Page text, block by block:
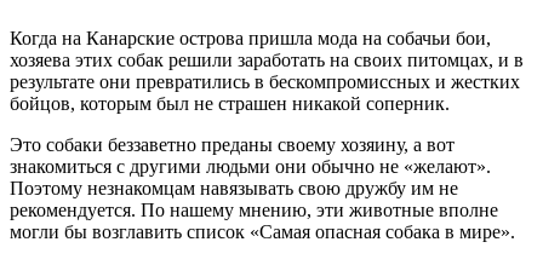
Когда на Канарские острова пришла мода на собачьи бои,
хозяева этих собак решили заработать на своих питомцах, и в
результате они превратились в бескомпромиссных и жестких
бойцов, которым был не страшен никакой соперник.
Это собаки беззаветно преданы своему хозяину, а вот
знакомиться с другими людьми они обычно не «желают».
Поэтому незнакомцам навязывать свою дружбу им не
рекомендуется. По нашему мнению, эти животные вполне
могли бы возглавить список «Самая опасная собака в мире».